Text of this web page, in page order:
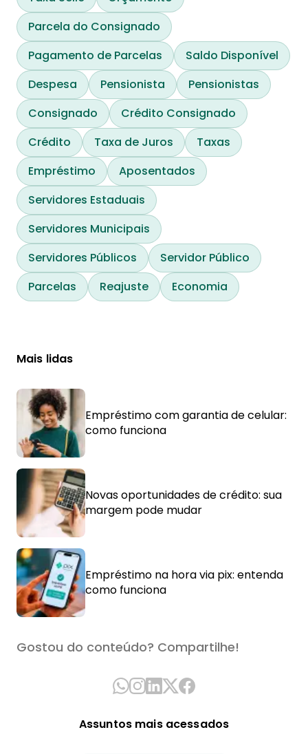
Parcela do Consignado
Pagamento de Parcelas
Saldo Disponível
Despesa
Pensionista
Pensionistas
Consignado
Crédito Consignado
Crédito
Taxa de Juros
Taxas
Empréstimo
Aposentados
Servidores Estaduais
Servidores Municipais
Servidores Públicos
Servidor Público
Parcelas
Reajuste Economia
Mais lidas
Empréstimo com garantia de celular:
como funciona
Novas oportunidades de crédito: sua
margem pode mudar
Empréstimo na hora via pix: entenda
como funciona
Gostou do conteúdo? Compartilhe!
Assuntos mais acessados